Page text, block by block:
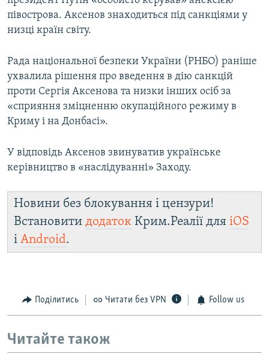
півострова. Аксенов знаходиться під санкціями у
низці країн світу.
Рада національної безпеки України (РНБО) раніше
ухвалила рішення про введення в дію санкцій
проти Сергія Аксенова та низки інших осіб за
«сприяння зміцненню окупаційного режиму в
Криму і на Донбасі».
У відповідь Аксенов звинуватив українське
керівництво в «наслідуванні» Заходу.
Новини без блокування і цензури!
Встановити додаток Крим.Реалії для iOS
і Android.
Поділитись Читати без VPN Follow us
Читайте також